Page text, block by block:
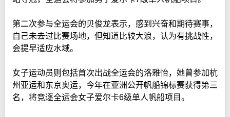
第二次参与全运会的贝俊龙表示，感到兴奋和期待赛事，
自己未去过比赛场地，但知道比较大浪，认为有挑战性，
会提早适应水域。
女子运动员则包括首次出战全运会的洛雅怡，她曾参加杭
州亚运和东京奥运，今年在亚洲公开帆船锦标赛获得第三
名，将竞逐全运会女子爱尔卡6级单人帆船项目。